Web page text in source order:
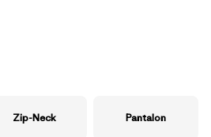
Zip-Neck Pantalon